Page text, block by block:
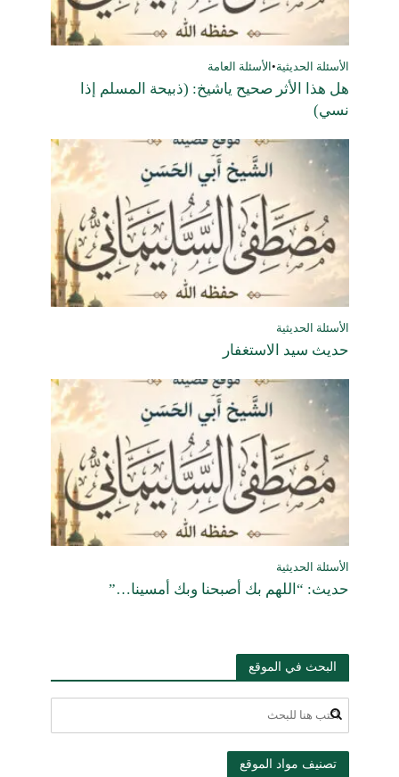
الأسئلة الحديثية• الأسئلة العامة
هل هذا الأثر صحيح ياشيخ: (ذبيحة المسلم إذا
نسي)
الأسئلة الحديثية
حديث سيد الاستغفار
الأسئلة الحديثية
حديث: “اللهم بك أصبحنا وبك أمسينا…”
البحث في الموقع
تصنيف مواد الموقع